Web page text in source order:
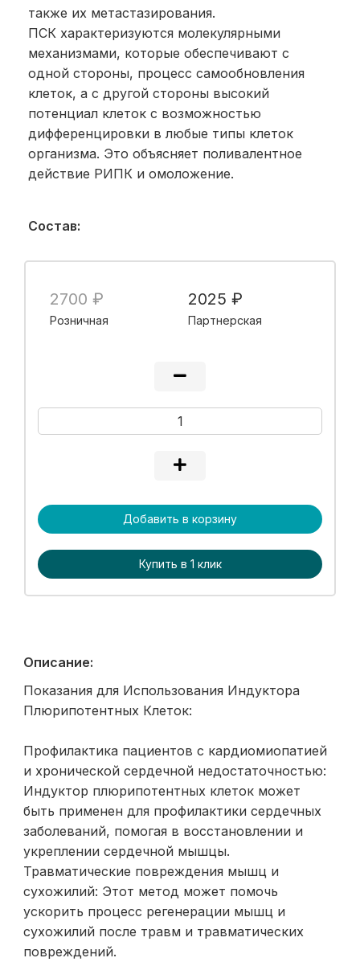
также их метастазирования.
ПСК характеризуются молекулярными
механизмами, которые обеспечивают с
одной стороны, процесс самообновления
клеток, а с другой стороны высокий
потенциал клеток с возможностью
дифференцировки в любые типы клеток
организма. Это объясняет поливалентное
действие РИПК и омоложение.
Состав:
2700 ₽
Розничная
2025 ₽
Партнерская
Добавить в корзину
Купить в 1 клик
Описание:
Показания для Использования Индуктора
Плюрипотентных Клеток:
Профилактика пациентов с кардиомиопатией
и хронической сердечной недостаточностью:
Индуктор плюрипотентных клеток может
быть применен для профилактики сердечных
заболеваний, помогая в восстановлении и
укреплении сердечной мышцы.
Травматические повреждения мышц и
сухожилий: Этот метод может помочь
ускорить процесс регенерации мышц и
сухожилий после травм и травматических
повреждений.